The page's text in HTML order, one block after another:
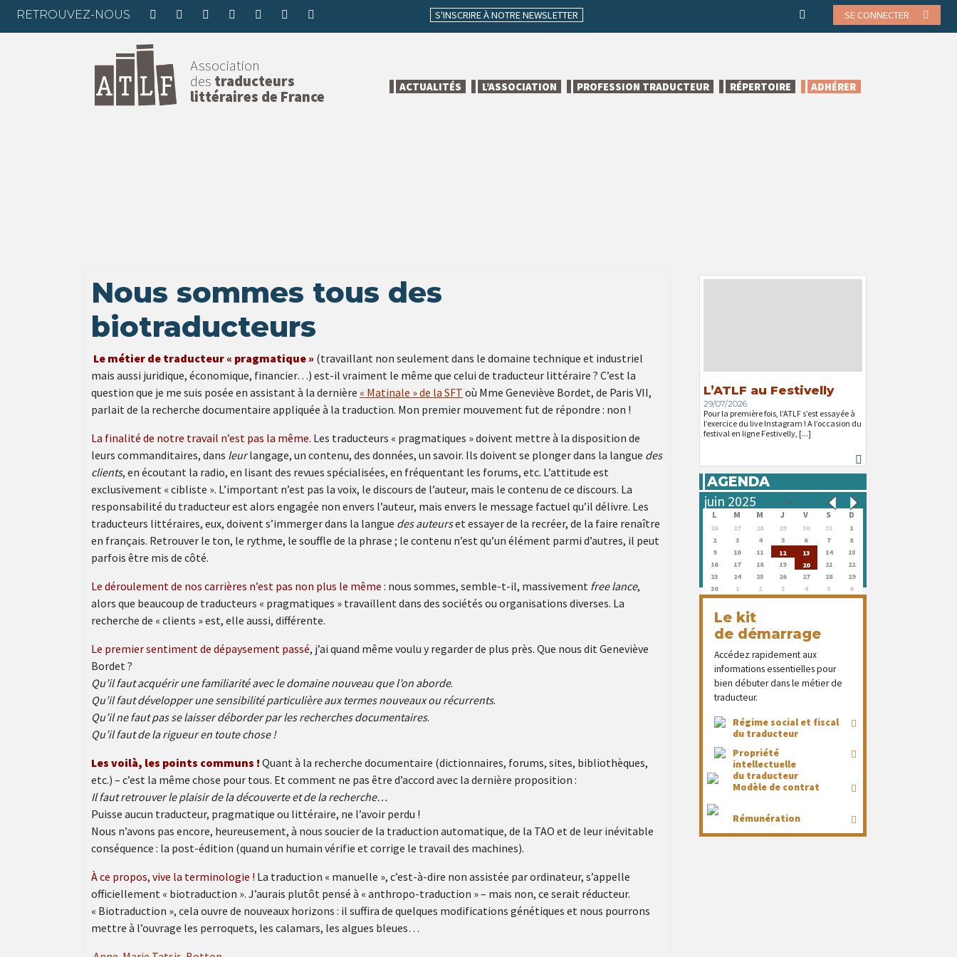
RETROUVEZ-NOUS S'INSCRIRE À NOTRE NEWSLETTER SE CONNECTER
Association
des traducteurs
littéraires de France
ACTUALITÉS L’ASSOCIATION PROFESSION TRADUCTEUR RÉPERTOIRE ADHÉRER
Nous sommes tous des
biotraducteurs
Le métier de traducteur « pragmatique » (travaillant non seulement dans le domaine technique et industriel
mais aussi juridique, économique, financier…) est-il vraiment le même que celui de traducteur littéraire ? C’est la
question que je me suis posée en assistant à la dernière « Matinale » de la SFT où Mme Geneviève Bordet, de Paris VII,
parlait de la recherche documentaire appliquée à la traduction. Mon premier mouvement fut de répondre : non !
La finalité de notre travail n’est pas la même. Les traducteurs « pragmatiques » doivent mettre à la disposition de
leurs commanditaires, dans leurlangage, un contenu, des données, un savoir. Ils doivent se plonger dans la langue des
clients, en écoutant la radio, en lisant des revues spécialisées, en fréquentant les forums, etc. L’attitude est
exclusivement « cibliste ». L’important n’est pas la voix, le discours de l’auteur, mais le contenu de ce discours. La
responsabilité du traducteur est alors engagée non envers l’auteur, mais envers le message factuel qu’il délivre. Les
traducteurs littéraires, eux, doivent s’immerger dans la langue des auteurset essayer de la recréer, de la faire renaître
en français. Retrouver le ton, le rythme, le souffle de la phrase ; le contenu n’est qu’un élément parmi d’autres, il peut
parfois être mis de côté.
Le déroulement de nos carrières n’est pas non plus le même : nous sommes, semble-t-il, massivement free lance,
alors que beaucoup de traducteurs « pragmatiques » travaillent dans des sociétés ou organisations diverses. La
recherche de « clients » est, elle aussi, différente.
Le premier sentiment de dépaysement passé, j’ai quand même voulu y regarder de plus près. Que nous dit Geneviève
Bordet ?
Qu’il faut acquérir une familiarité avec le domaine nouveau que l’on aborde.
Qu’il faut développer une sensibilité particulière aux termes nouveaux ou récurrents.
Qu’il ne faut pas se laisser déborder par les recherches documentaires.
Qu’il faut de la rigueur en toute chose !
Les voilà, les points communs ! Quant à la recherche documentaire (dictionnaires, forums, sites, bibliothèques,
etc.) – c’est la même chose pour tous. Et comment ne pas être d’accord avec la dernière proposition :
Il faut retrouver le plaisir de la découverte et de la recherche…
Puisse aucun traducteur, pragmatique ou littéraire, ne l’avoir perdu !
Nous n’avons pas encore, heureusement, à nous soucier de la traduction automatique, de la TAO et de leur inévitable
conséquence : la post-édition (quand un humain vérifie et corrige le travail des machines).
À ce propos, vive la terminologie ! La traduction « manuelle », c’est-à-dire non assistée par ordinateur, s’appelle
officiellement « biotraduction ». J’aurais plutôt pensé à « anthropo-traduction » – mais non, ce serait réducteur.
« Biotraduction », cela ouvre de nouveaux horizons : il suffira de quelques modifications génétiques et nous pourrons
mettre à l’ouvrage les perroquets, les calamars, les algues bleues…
L’ATLF au Festivelly
29/07/2026
Pour la première fois, l’ATLF s’est essayée à
l’exercice du live Instagram ! A l’occasion du
festival en ligne Festivelly, [...]
AGENDA
L M M J V S D
26 27 28 29 30 31
1
2
3 4 5 6 7
8
9
10 11 12 13 14
15
16
17 18 19 20 21
22
23
24 25 26 27 28
29
30
1 2 3 4 5 6
Le kit
de démarrage
Accédez rapidement aux
informations essentielles pour
bien débuter dans le métier de
traducteur.
Régime social et fiscal
du traducteur
Propriété
intellectuelle
du traducteur
Modèle de contrat
Rémunération